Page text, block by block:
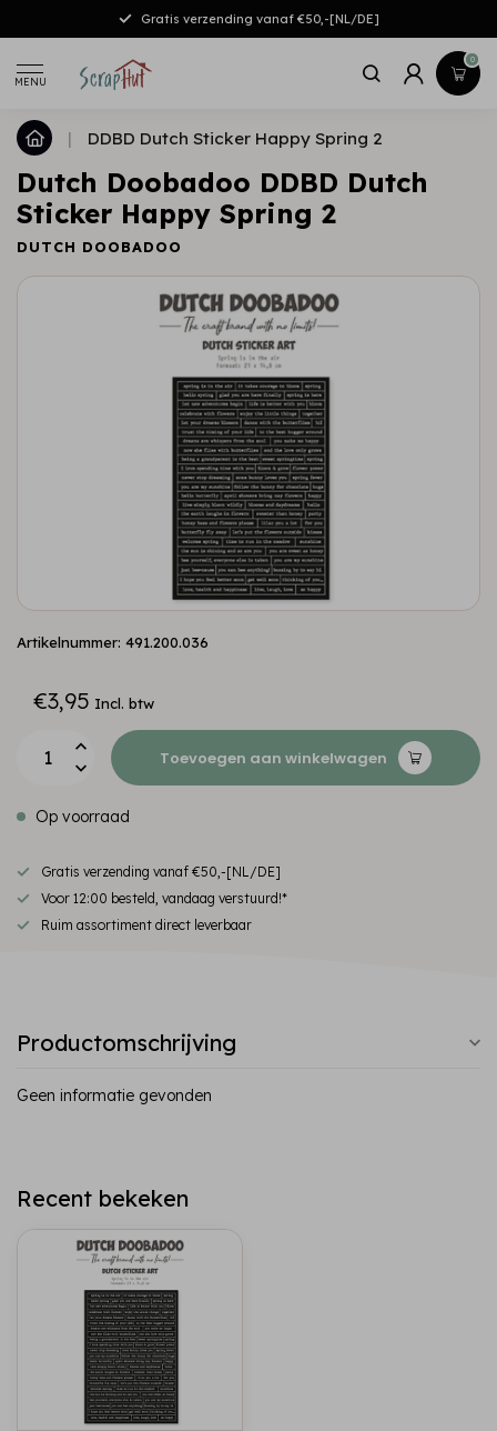
Gratis verzending vanaf €50,-[NL/DE]
MENU
0
| DDBD Dutch Sticker Happy Spring 2
Dutch Doobadoo DDBD Dutch
Sticker Happy Spring 2
DUTCH DOOBADOO
Artikelnummer: 491.200.036
€3,95 Incl. btw
Toevoegen aan winkelwagen
Op voorraad
Gratis verzending vanaf €50,-[NL/DE]
Voor 12:00 besteld, vandaag verstuurd!*
Ruim assortiment direct leverbaar
Productomschrijving
Geen informatie gevonden
Recent bekeken